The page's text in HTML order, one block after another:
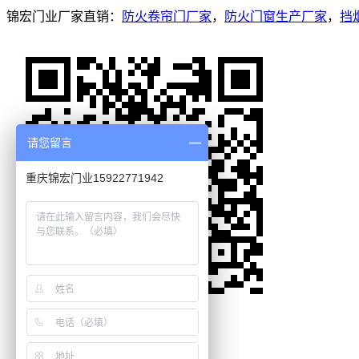
锦宏门业厂家直销： 防火卷帘门厂家， 防火门窗生产厂家， 挡
首页
请您留言
重庆锦宏门业15922771942